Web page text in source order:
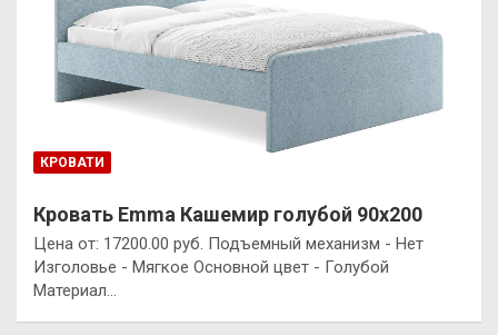
КРОВАТИ
Кровать Emma Кашемир голубой 90х200
Цена от: 17200.00 руб. Подъемный механизм - Нет
Изголовье - Мягкое Основной цвет - Голубой
Материал…